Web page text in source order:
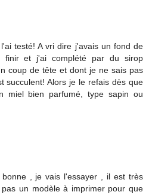
testé! A vri dire j'avais un fond de
finir et j'ai complété par du sirop
coup de tête et dont je ne sais pas
succulent! Alors je le refais dès que
miel bien parfumé, type sapin ou
, je vais l'essayer , il est très
un modèle à imprimer pour que